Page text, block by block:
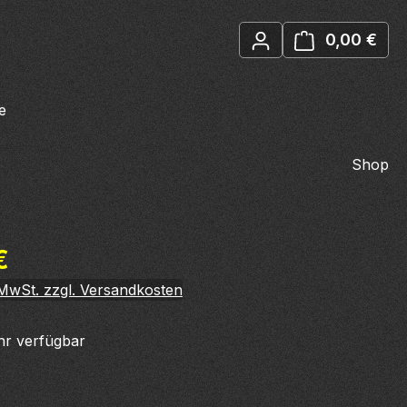
0,00 €
Shop
zzgl. Versandkosten
verfügbar